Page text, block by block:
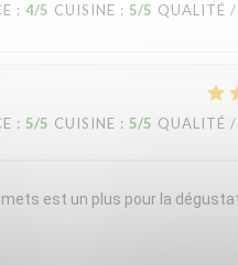
: 4/5 CUISINE : 5/5 QUALITÉ /
: 5/5 CUISINE : 5/5 QUALITÉ /
est un plus pour la